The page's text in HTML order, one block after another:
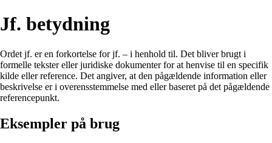
Jf. betydning
Ordet jf. er en forkortelse for jf. – i henhold til. Det bliver brugt i
formelle tekster eller juridiske dokumenter for at henvise til en specifik
kilde eller reference. Det angiver, at den pågældende information eller
beskrivelse er i overensstemmelse med eller baseret på det pågældende
referencepunkt.
Eksempler på brug